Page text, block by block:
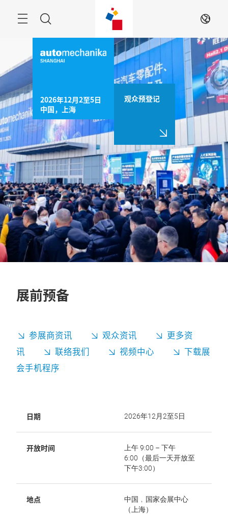
菜
ZH
2026年12月2至5日
中国，上海
观众预登记
展前预备
参展商资讯 观众资讯
更多资
讯
联络我们 视频中心
下载展
会手机程序
日期 2026年12月2至5日
开放时间
上午 9:00 – 下午
6:00（最后一天开放至
下午3:00）
地点
中国﹐国家会展中心
（上海）